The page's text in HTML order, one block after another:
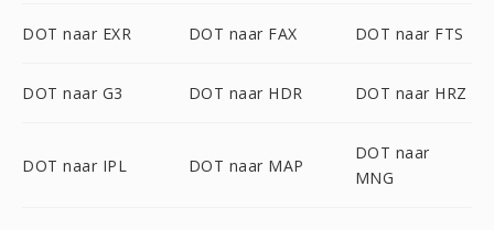
DOT naar EXR DOT naar FAX DOT naar FTS
DOT naar G3 DOT naar HDR DOT naar HRZ
DOT naar IPL DOT naar MAP
DOT naar
MNG